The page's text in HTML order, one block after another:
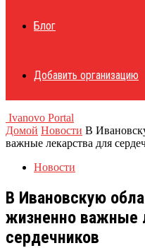
Блог
Добавить организацию
Ivanovo Portal
Домой Новости В
важные лекарства для
Новости
В Ивановскую
жизненно важные
сердечников